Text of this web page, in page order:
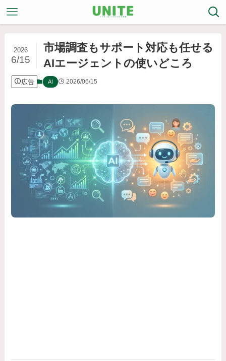
市場調査もサポート対応も任せる
AIエージェントの使いどころ
2026
6/15
広告 AI 2026/06/15